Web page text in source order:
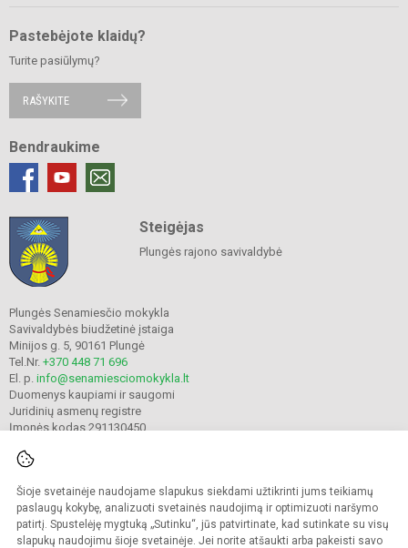
Šioje svetainėje naudojame slapukus siekdami užtikrinti jums teikiamų
paslaugų kokybę, analizuoti svetainės naudojimą ir optimizuoti naršymo
patirtį. Spustelėję mygtuką „Sutinku“, jūs patvirtinate, kad sutinkate su visų
slapukų naudojimu šioje svetainėje. Jei norite atšaukti arba pakeisti savo
Pastebėjote klaidų?
Turite pasiūlymų?
RAŠYKITE
Bendraukime
Steigėjas
Plungės rajono savivaldybė
Plungės Senamiesčio mokykla
Savivaldybės biudžetinė įstaiga
Minijos g. 5, 90161 Plungė
Tel.Nr. +370 448 71 696
El. p. info@senamiesciomokykla.lt
Duomenys kaupiami ir saugomi
Juridinių asmenų registre
Įmonės kodas 291130450
© 2022. Plungės Senamiesčio mokykla. Visos teisės saugomos.
Kopijuoti turinį be raštiško gimnazijos sutikimo griežtai draudžiama.
Prieinamumo paraiška Slapukų valdymas